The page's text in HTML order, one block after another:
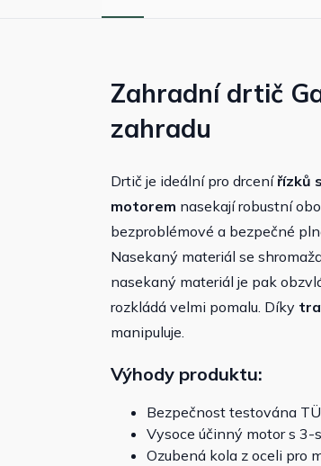
Zahradní drtič
zahradu
Drtič je ideální pro drcení řízků
motorem nasekají robustní
bezproblémové a bezpečné
Nasekaný materiál se
nasekaný materiál je pak
rozkládá velmi pomalu. Díky
manipuluje.
Výhody produktu:
Bezpečnost testována
Vysoce účinný motor s 3-
Ozubená kola z oceli pro